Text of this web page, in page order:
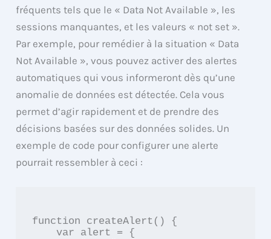
fréquents tels que le « Data Not Available », les
sessions manquantes, et les valeurs « not set ».
Par exemple, pour remédier à la situation « Data
Not Available », vous pouvez activer des alertes
automatiques qui vous informeront dès qu’une
anomalie de données est détectée. Cela vous
permet d’agir rapidement et de prendre des
décisions basées sur des données solides. Un
exemple de code pour configurer une alerte
pourrait ressembler à ceci :
function createAlert() {
    var alert = {